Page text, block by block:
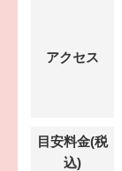
アクセス
目安料金(税
込)